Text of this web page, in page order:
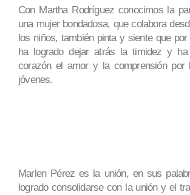
Con Martha Rodríguez conocimos la
una mujer bondadosa, que colabora
los niños, también pinta y siente que
ha logrado dejar atrás la timidez y
corazón el amor y la comprensión
jóvenes.
Marlen Pérez es la unión, en sus
logrado consolidarse con la unión y el